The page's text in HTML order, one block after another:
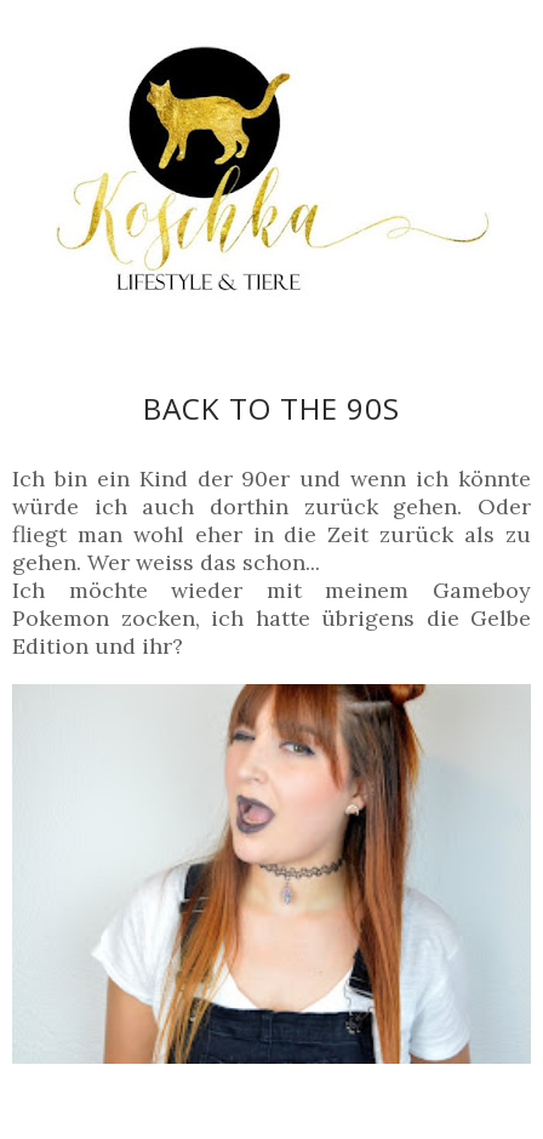
BACK TO THE 90S
Ich bin ein Kind der 90er und wenn ich könnte
würde ich auch dorthin zurück gehen. Oder
fliegt man wohl eher in die Zeit zurück als zu
gehen. Wer weiss das schon...
Ich möchte wieder mit meinem Gameboy
Pokemon zocken, ich hatte übrigens die Gelbe
Edition und ihr?